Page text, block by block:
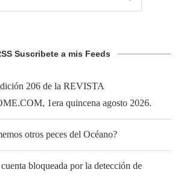
Suscribete a mis Feeds
206 de la REVISTA
1era quincena agosto 2026.
otros peces del Océano?
bloqueada por la detección de